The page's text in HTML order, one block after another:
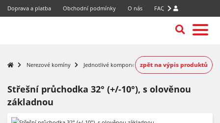
Doprava a platba Obchodní podmínky O nás FAQ
Nerezové komíny Jednotlivé komponentyzpět na výpis produktů
Střešní průchodka 32° (+/-10°), s olověnou
základnou